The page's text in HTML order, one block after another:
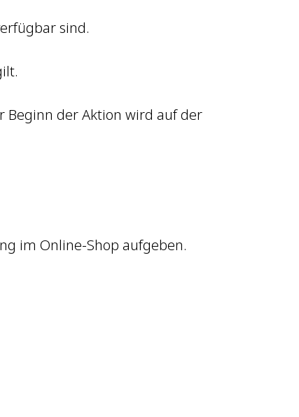
sind.
Beginn der Aktion wird auf der
im Online-Shop aufgeben.